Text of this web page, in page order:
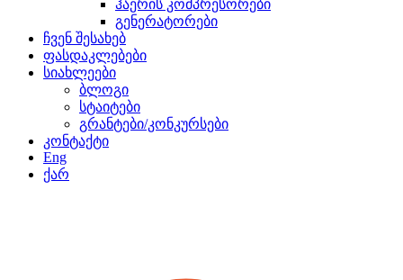
ჰაერის კომპრესორები
გენერატორები
ჩვენ შესახებ
ფასდაკლებები
სიახლეები
ბლოგი
სტაიტები
გრანტები/კონკურსები
კონტაქტი
Eng
ქარ